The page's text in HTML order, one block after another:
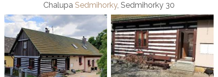
Chalupa Sedmihorky, Sedmihorky 30